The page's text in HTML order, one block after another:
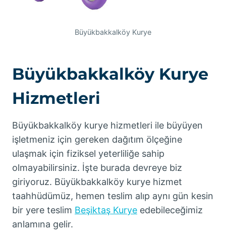
Büyükbakkalköy Kurye
Büyükbakkalköy Kurye
Hizmetleri
Büyükbakkalköy kurye hizmetleri ile büyüyen
işletmeniz için gereken dağıtım ölçeğine
ulaşmak için fiziksel yeterliliğe sahip
olmayabilirsiniz. İşte burada devreye biz
giriyoruz. Büyükbakkalköy kurye hizmet
taahhüdümüz, hemen teslim alıp aynı gün kesin
bir yere teslim Beşiktaş Kurye edebileceğimiz
anlamına gelir.